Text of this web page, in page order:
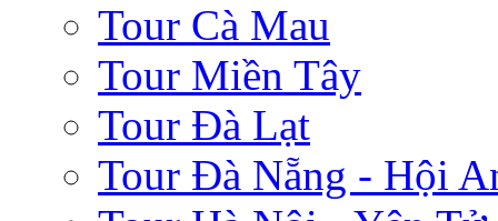
Tour Cà Mau
Tour Miền Tây
Tour Đà Lạt
Tour Đà Nẵng - Hội